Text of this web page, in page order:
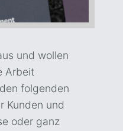
und wollen
Arbeit
folgenden
Kunden und
oder ganz